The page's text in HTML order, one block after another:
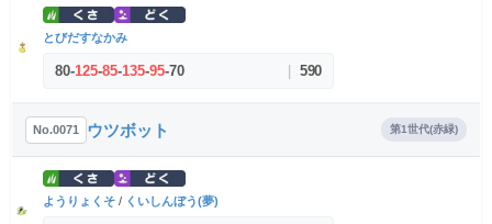
とびだすなかみ
80-125-85-135-95-70 | 590
No.0071 ウツボット 第1世代(赤緑)
ようりょくそ / くいしんぼう(夢)